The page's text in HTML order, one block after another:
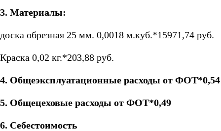
3. Материалы:
доска обрезная 25 мм. 0,0018 м.куб.*15971,74 руб.
Краска 0,02 кг.*203,88 руб.
4. Общеэксплуатационные расходы от ФОТ*0,54
5. Общецеховые расходы от ФОТ*0,49
6. Себестоимость